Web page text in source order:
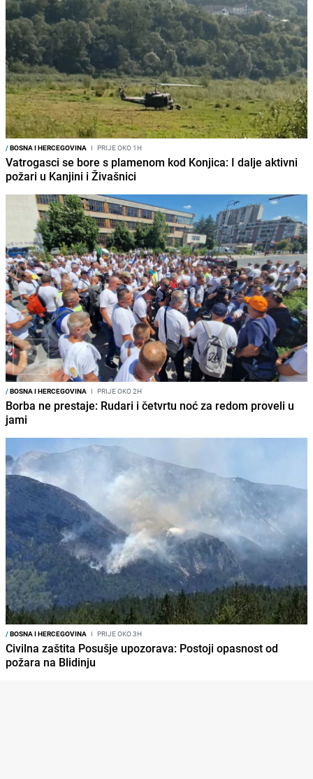
/BOSNA I HERCEGOVINA I PRIJE OKO 1H
Vatrogasci se bore s plamenom kod Konjica: I dalje aktivni
požari u Kanjini i Živašnici
/BOSNA I HERCEGOVINA I PRIJE OKO 2H
Borba ne prestaje: Rudari i četvrtu noć za redom proveli u
jami
/BOSNA I HERCEGOVINA I PRIJE OKO 3H
Civilna zaštita Posušje upozorava: Postoji opasnost od
požara na Blidinju